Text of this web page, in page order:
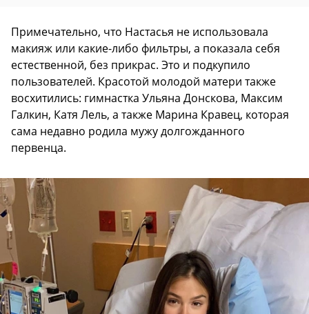
Примечательно, что Настасья не использовала
макияж или какие-либо фильтры, а показала себя
естественной, без прикрас. Это и подкупило
пользователей. Красотой молодой матери также
восхитились: гимнастка Ульяна Донскова, Максим
Галкин, Катя Лель, а также Марина Кравец, которая
сама недавно родила мужу долгожданного
первенца.